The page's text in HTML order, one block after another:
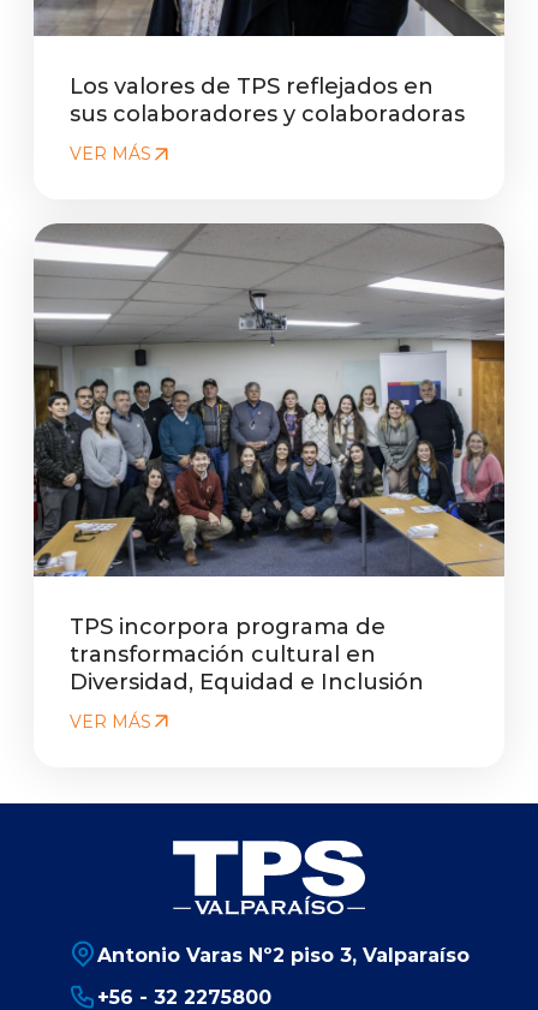
Los valores de TPS reflejados en
sus colaboradores y colaboradoras
VER MÁS
TPS incorpora programa de
transformación cultural en
Diversidad, Equidad e Inclusión
VER MÁS
Antonio Varas Nº2 piso 3, Valparaíso
+56 - 32 2275800